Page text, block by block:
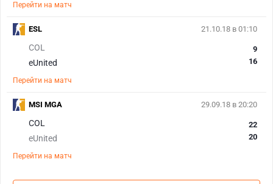
Перейти на матч
21.10.18 в 01:10
COL
eUnited
9
16
Перейти на матч
ESL
29.09.18 в 20:20
COL
eUnited
22
20
Перейти на матч
MSI MGA